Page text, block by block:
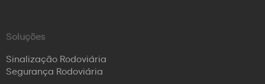
Soluções
Sinalização Rodoviária
Segurança Rodoviária